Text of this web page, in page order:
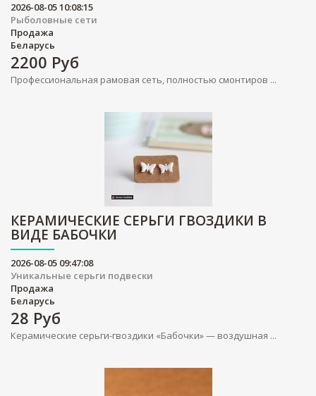
2026-08-05 10:08:15
Рыболовные сети
Продажа
Беларусь
2200 Руб
Профессиональная рамовая сеть, полностью смонтиров ...
КЕРАМИЧЕСКИЕ СЕРЬГИ ГВОЗДИКИ В
ВИДЕ БАБОЧКИ
2026-08-05 09:47:08
Уникальные серьги подвески
Продажа
Беларусь
28 Руб
Керамические серьги-гвоздики «Бабочки» — воздушная ...